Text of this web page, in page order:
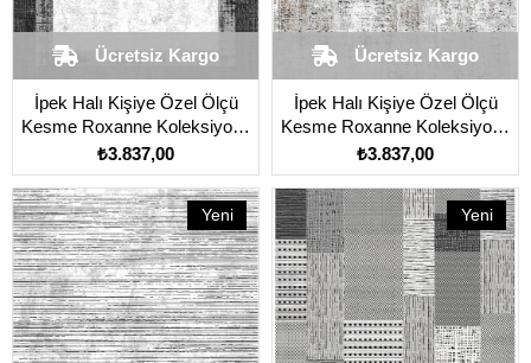
İpek Halı Kişiye Özel Ölçü
Kesme Roxanne Koleksiyonu
17107 Gri
₺3.837,00
Ücretsiz Kargo
İpek Halı Kişiye Özel Ölçü
Kesme Roxanne Koleksiyonu
17110 Gri
₺3.837,00
Ücretsiz Kargo
Yeni
Ürün
Yeni
Ürün